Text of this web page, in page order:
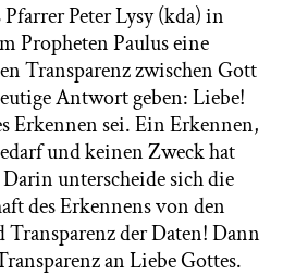
Peter Lysy (kda) in
Propheten Paulus eine
Transparenz zwischen Gott
Antwort geben: Liebe!
Erkennen sei. Ein Erkennen,
und keinen Zweck hat
unterscheide sich die
des Erkennens von den
der Daten! Dann
an Liebe Gottes.